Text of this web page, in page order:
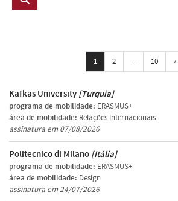
1 2 ... 10 »
Kafkas University [Turquia]
programa de mobilidade: ERASMUS+
área de mobilidade: Relações Internacionais
assinatura em 07/08/2026
Politecnico di Milano [Itália]
programa de mobilidade: ERASMUS+
área de mobilidade: Design
assinatura em 24/07/2026